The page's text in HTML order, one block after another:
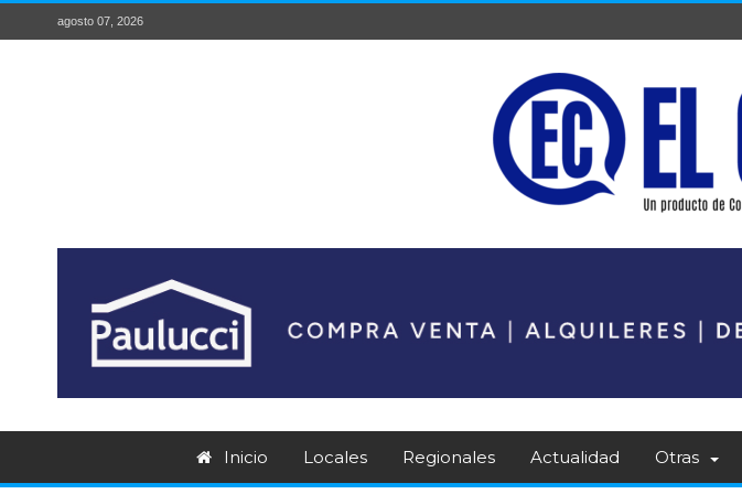
agosto 07, 2026
Inicio Locales Regionales Actualidad Otras